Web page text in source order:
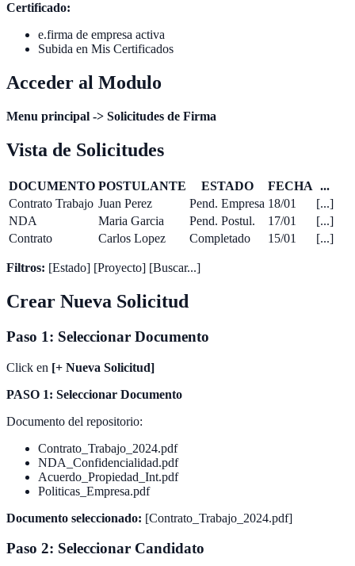
Certificado:
e.firma de empresa activa
Subida en Mis Certificados
Acceder al Modulo
Menu principal -> Solicitudes de Firma
Vista de Solicitudes
DOCUMENTO POSTULANTE ESTADO FECHA ...
Contrato Trabajo Juan Perez Pend. Empresa 18/01
[...]
NDA
Maria Garcia Pend. Postul. 17/01
[...]
Contrato
Carlos Lopez Completado 15/01 [...]
Filtros: [Estado] [Proyecto] [Buscar...]
Crear Nueva Solicitud
Paso 1: Seleccionar Documento
Click en [+ Nueva Solicitud]
PASO 1: Seleccionar Documento
Documento del repositorio:
Contrato_Trabajo_2024.pdf
NDA_Confidencialidad.pdf
Acuerdo_Propiedad_Int.pdf
Politicas_Empresa.pdf
Documento seleccionado: [Contrato_Trabajo_2024.pdf]
Paso 2: Seleccionar Candidato